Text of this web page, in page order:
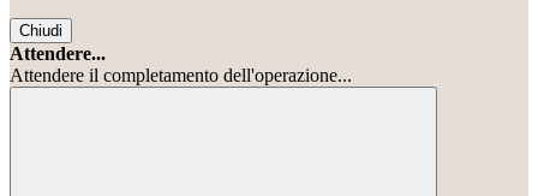
Chiudi
Attendere...
Attendere il completamento dell'operazione...